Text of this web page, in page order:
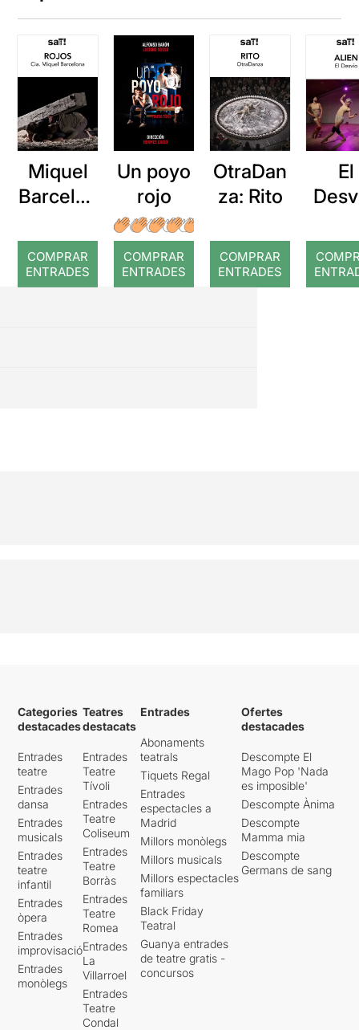
Miquel
Barcelon
COMPRAR
ENTRADES
Un poyo
rojo
COMPRAR
ENTRADES
OtraDan
za: Rito
COMPRAR
ENTRADES
El
Categories
destacades
Entrades
teatre
Entrades
dansa
Entrades
musicals
Entrades
teatre
infantil
Entrades
òpera
Entrades
improvisació
Entrades
monòlegs
Teatres
destacats
Entrades
Teatre
Tívoli
Entrades
Teatre
Coliseum
Entrades
Teatre
Borràs
Entrades
Teatre
Romea
Entrades
La
Villarroel
Entrades
Teatre
Condal
Entrades
Abonaments
teatrals
Tiquets Regal
Entrades
espectacles a
Madrid
Millors monòlegs
Millors musicals
Millors espectacles
familiars
Black Friday
Teatral
Guanya entrades
de teatre gratis -
concursos
Ofertes
destacades
Descompte El
Mago Pop 'Nada
es imposible'
Descompte Ànima
Descompte
Mamma mia
Descompte
Germans de sang